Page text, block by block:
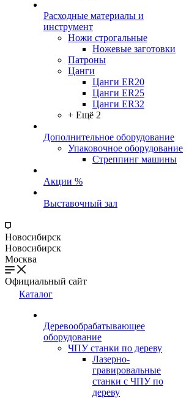
Расходные материалы и
инструмент
Ножи строгальные
Ножевые заготовки
Патроны
Цанги
Цанги ER20
Цанги ER25
Цанги ER32
+ Ещё 2
Дополнительное оборудование
Упаковочное оборудование
Стреппинг машины
Акции %
Выставочный зал
Новосибирск
Новосибирск
Москва
Официальный сайт
Каталог
Деревообрабатывающее
оборудование
ЧПУ станки по дереву
Лазерно-
гравировальные
станки с ЧПУ по
дереву